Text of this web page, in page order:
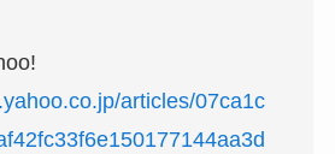
articles/07ca1c